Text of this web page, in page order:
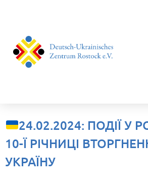
24.02.2024: ПОДІЇ У
10-Ї РІЧНИЦІ
УКРАЇНУ